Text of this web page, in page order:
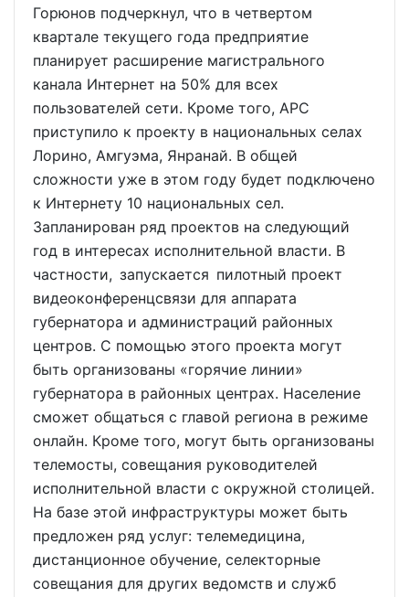
Горюнов подчеркнул, что в четвертом
квартале текущего года предприятие
планирует расширение магистрального
канала Интернет на 50% для всех
пользователей сети. Кроме того, АРС
приступило к проекту в национальных селах
Лорино, Амгуэма, Янранай. В общей
сложности уже в этом году будет подключено
к Интернету 10 национальных сел.
Запланирован ряд проектов на следующий
год в интересах исполнительной власти. В
частности, запускается пилотный проект
видеоконференцсвязи для аппарата
губернатора и администраций районных
центров. С помощью этого проекта могут
быть организованы «горячие линии»
губернатора в районных центрах. Население
сможет общаться с главой региона в режиме
онлайн. Кроме того, могут быть организованы
телемосты, совещания руководителей
исполнительной власти с окружной столицей.
На базе этой инфраструктуры может быть
предложен ряд услуг: телемедицина,
дистанционное обучение, селекторные
совещания для других ведомств и служб